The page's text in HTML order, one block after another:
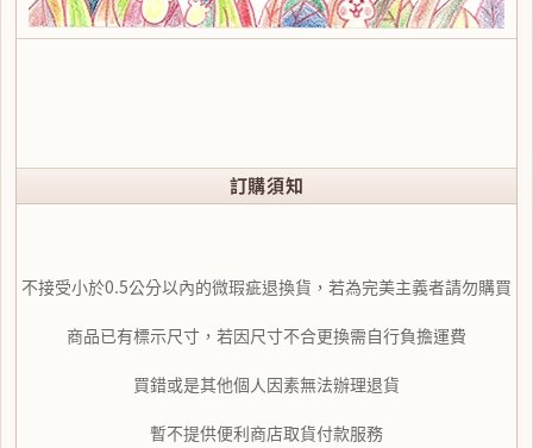
訂購須知
不接受小於0.5公分以內的微瑕疵退換貨，若為完美主義者請勿購買
商品已有標示尺寸，若因尺寸不合更換需自行負擔運費
買錯或是其他個人因素無法辦理退貨
暫不提供便利商店取貨付款服務